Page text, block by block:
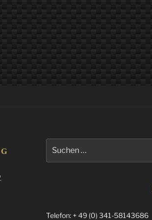
nach:
Telefon: + 49 (0) 341-58143686